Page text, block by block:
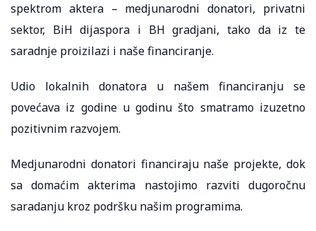
spektrom aktera – medjunarodni donatori, privatni
sektor, BiH dijaspora i BH gradjani, tako da iz te
saradnje proizilazi i naše financiranje.
Udio lokalnih donatora u našem financiranju se
povećava iz godine u godinu što smatramo izuzetno
pozitivnim razvojem.
Medjunarodni donatori financiraju naše projekte, dok
sa domaćim akterima nastojimo razviti dugoročnu
saradanju kroz podršku našim programima.